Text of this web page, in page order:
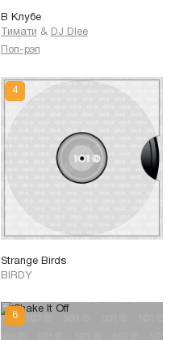
В Клубе
Тимати & DJ Dlee
Поп-рэп
Strange Birds
BIRDY